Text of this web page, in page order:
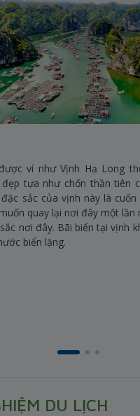
ví như Vịnh Hạ Long
tựa như chốn thần tiên
sắc của vịnh này là
quay lại nơi đây một lần
nơi đây. Bãi biển tại vịnh
biển lặng.
DU LỊCH